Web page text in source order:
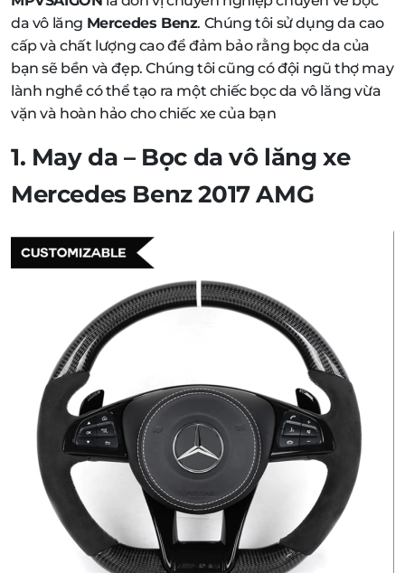
da vô lăng Mercedes Benz. Chúng tôi sử dụng da cao
cấp và chất lượng cao để đảm bảo rằng bọc da của
bạn sẽ bền và đẹp. Chúng tôi cũng có đội ngũ thợ may
lành nghề có thể tạo ra một chiếc bọc da vô lăng vừa
vặn và hoàn hảo cho chiếc xe của bạn
1. May da – Bọc da vô lăng xe
Mercedes Benz 2017 AMG